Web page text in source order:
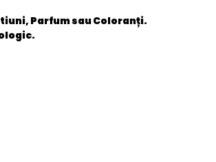
Parfum sau Coloranți.